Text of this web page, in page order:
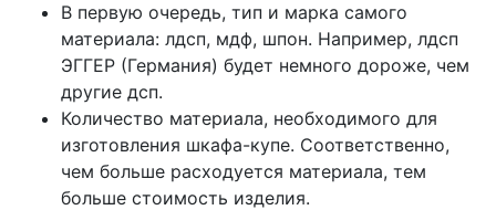
В первую очередь, тип и марка самого
материала: лдсп, мдф, шпон. Например, лдсп
ЭГГЕР (Германия) будет немного дороже, чем
другие дсп.
Количество материала, необходимого для
изготовления шкафа-купе. Соответственно,
чем больше расходуется материала, тем
больше стоимость изделия.